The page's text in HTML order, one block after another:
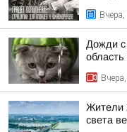
Дожди с
Жители
света